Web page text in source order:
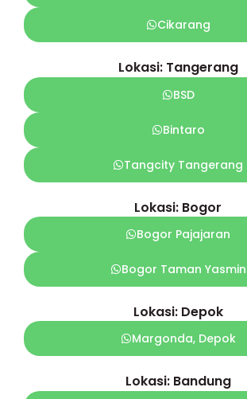
Cikarang
Lokasi: Tangerang
BSD
Bintaro
Tangcity Tangerang
Lokasi: Bogor
Bogor Pajajaran
Bogor Taman Yasmin
Lokasi: Depok
Margonda, Depok
Lokasi: Bandung